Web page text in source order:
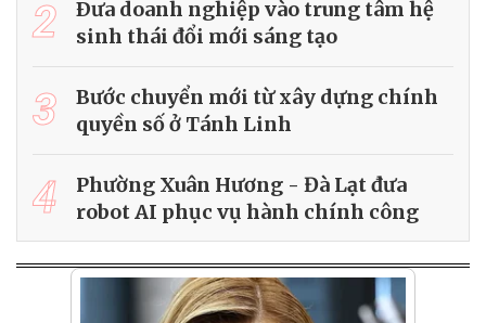
2
Ðưa doanh nghiệp vào trung tâm hệ
sinh thái đổi mới sáng tạo
3
Bước chuyển mới từ xây dựng chính
quyền số ở Tánh Linh
4
Phường Xuân Hương - Đà Lạt đưa
robot AI phục vụ hành chính công